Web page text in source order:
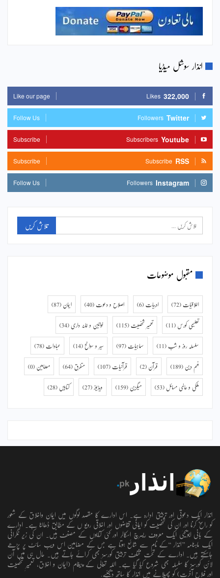
انذار سوشل میڈیا
322,000
Likes
Like our page
Twitter
Followers
Follow Us
Youtube
Subscribers
Subscribe
RSS
Subscribe
Subscribe
Instagram
Followers
Follow Us
مقبول موضوعات
اخلاقیات (72) ادبیات (6) اصلاح و دعوت (40) ایمان (87)
تعلیمی کورس (11) تعمیر شخصیت (115) خواتین و خانہ داری (34)
سلسلہ روز و شب (11) سماجیات (97) سیر و سوانح (14) عبادات (78)
فہم دین (189) قرآن (2) قرآنیات (107) متفرق (64) مضامین (0)
ملکی و عالمی مسائل (53) میگزین (159) ویڈیوز (27) کتابیں (28)
انذار ایک دعوتی اور تربیتی ادارہ ہے۔ اس ادارے کا مقصد لوگوں میں ایمان واخلاق کے شعور
کو راسخ کرنا اور ان کی شخصیت کو ایمانی تقاضوں اور اخلاقی رویو ں کے مطابق ڈھالنا ہے۔ ادارے
کے بانی ابویحییٰ ایک معروف ریسرچ اسکالر اور کئی کتابوں کے مصنف ہیں۔ ان کی زیر نگرانی
ایک ماہنامہ ’’انذار ‘‘کے نام سے شائع ہوتا ہے جس کے مضامین اس ویب سائٹ پر پڑھے
جاسکتے ہیں۔ ادارے کے تحت مختلف تربیتی کورسز بھی کرائے جاتے ہیں۔ حال ہی میں آن
لائن کورسز کا سلسلہ بھی شروع کیا گیا ہے۔ اللہ تعالٰی کے پیغام (ایمان و اخلاق، تعمیرِ شخصیت
اور فلاحِ آخرت) کو پھیلانے میں انذار کا ساتھ دیجئیے.